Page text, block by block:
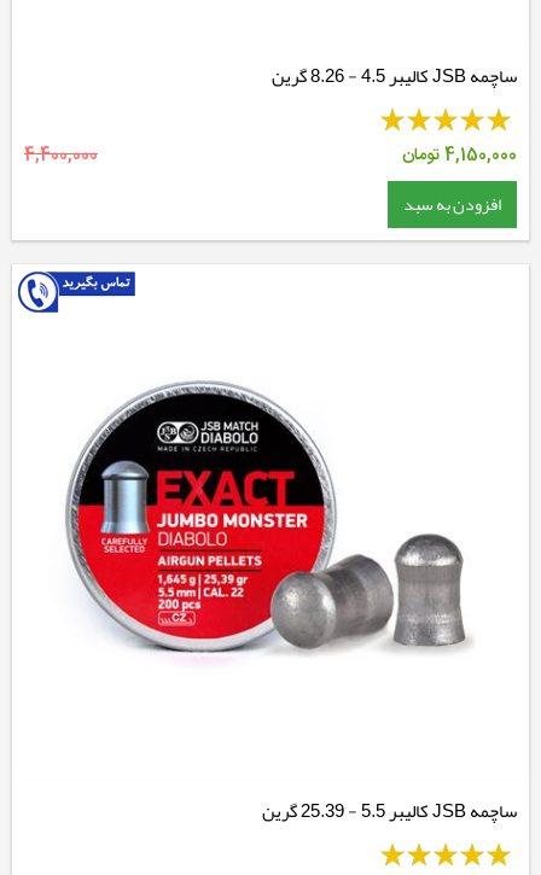
ساچمه JSB کالیبر 4.5 - 8.26 گرین
4,150,000تومان 4,400,000
افزودن به سبد
ساچمه JSB کالیبر 5.5 - 25.39 گرین